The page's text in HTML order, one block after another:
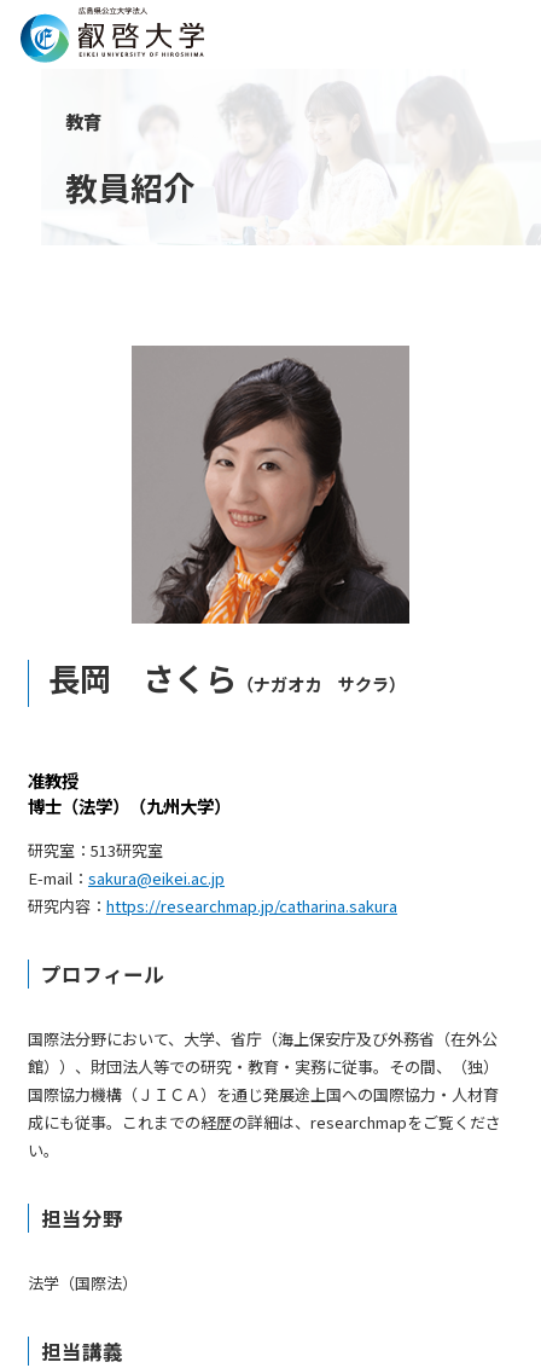
教育
教員紹介
長岡 さくら （ナガオカ サクラ）
准教授
博士（法学）（九州大学）
研究室：513研究室
E-mail： sakura@eikei.ac.jp
研究内容： https://researchmap.jp/catharina.sakura
プロフィール
国際法分野において、大学、省庁（海上保安庁及び外務省（在外公
館））、財団法人等での研究・教育・実務に従事。その間、（独）
国際協力機構（ＪＩＣＡ）を通じ発展途上国への国際協力・人材育
成にも従事。これまでの経歴の詳細は、researchmapをご覧くださ
い。
担当分野
法学（国際法）
担当講義